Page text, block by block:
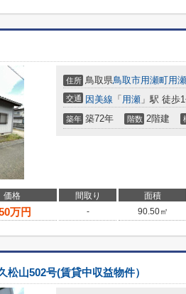
住所 鳥取県鳥取市用瀬町用瀬
交通 因美線 「 用瀬 」駅 徒歩
築年 築72年 階数 2階建
価格 間取り 面積
万円 - 90.50㎡
松山502号(賃貸中収益物件）